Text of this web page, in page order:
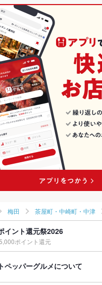
パーティも随時ご予約を承っておりま
あり ：飲み放題付きコースあり※20
方へのアルコールの提供をお断りさ
なし
カクテル充実、ワイン充実
お子様連れOK
店内貸切もお気軽にご相談下さい
お席やコースなどお気軽にお問い合
ー・バル
国料理・その他
グバー・バル
洋・各国料理・その他
ダイニングバー・バル
洋・和洋・各国料理・その他
アン・フレンチ
アン
ングバー・バル
洋・各国料理・その他
アンランキング
ンキング
アン・フレンチランキング
ンランキング
町・中津のグルメランキング
町・中津のイタリアン・フレ
町・中津のイタリアンランキング
梅田 茶屋町・中崎町・中津
イント還元祭2026
ポイント還元
ペッパーグルメについて